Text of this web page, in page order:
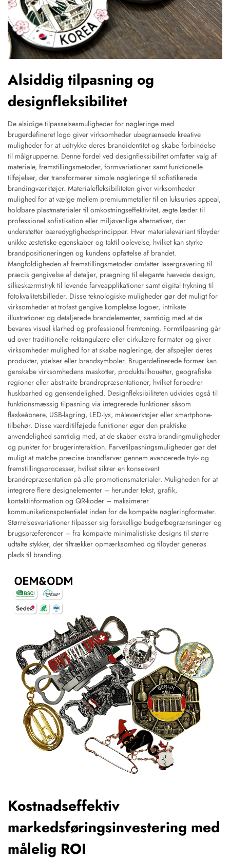
Alsiddig tilpasning og
designfleksibilitet
De alsidige tilpasselsesmuligheder for nøgleringe med
brugerdefineret logo giver virksomheder ubegrænsede kreative
muligheder for at udtrykke deres brandidentitet og skabe forbindelse
til målgrupperne. Denne fordel ved designfleksibilitet omfatter valg af
materiale, fremstillingsmetoder, formvariationer samt funktionelle
tilføjelser, der transformerer simple nøgleringe til sofistikerede
brandingværktøjer. Materialefleksibiliteten giver virksomheder
mulighed for at vælge mellem premiummetaller til en luksuriøs appeal,
holdbare plastmaterialer til omkostningseffektivitet, ægte læder til
professionel sofistikation eller miljøvenlige alternativer, der
understøtter bæredygtighedsprincipper. Hver materialevariant tilbyder
unikke æstetiske egenskaber og taktil oplevelse, hvilket kan styrke
brandpositioneringen og kundens opfattelse af brandet.
Mangfoldigheden af fremstillingsmetoder omfatter lasergravering til
præcis gengivelse af detaljer, prægning til elegante hævede design,
silkeskærmstryk til levende farveapplikationer samt digital trykning til
fotokvalitetsbilleder. Disse teknologiske muligheder gør det muligt for
virksomheder at trofast gengive komplekse logoer, intrikate
illustrationer og detaljerede brandelementer, samtidig med at de
bevares visuel klarhed og professionel fremtoning. Formtilpasning går
ud over traditionelle rektangulære eller cirkulære formater og giver
virksomheder mulighed for at skabe nøgleringe, der afspejler deres
produkter, ydelser eller brandsymboler. Brugerdefinerede former kan
genskabe virksomhedens maskotter, produktsilhouetter, geografiske
regioner eller abstrakte brandrepræsentationer, hvilket forbedrer
huskbarhed og genkendelighed. Designfleksibiliteten udvides også til
funktionsmæssig tilpasning via integrerede funktioner såsom
flaskeåbnere, USB-lagring, LED-lys, måleværktøjer eller smartphone-
tilbehør. Disse værditilføjede funktioner øger den praktiske
anvendelighed samtidig med, at de skaber ekstra brandingmuligheder
og punkter for brugerinteraktion. Farvetilpasningsmuligheder gør det
muligt at matche præcise brandfarver gennem avancerede tryk- og
fremstillingsprocesser, hvilket sikrer en konsekvent
brandrepræsentation på alle promotionsmaterialer. Muligheden for at
integrere flere designelementer – herunder tekst, grafik,
kontaktinformation og QR-koder – maksimerer
kommunikationspotentialet inden for de kompakte nøgleringformater.
Størrelsesvariationer tilpasser sig forskellige budgetbegrænsninger og
brugspræferencer – fra kompakte minimalistiske designs til større
udtalte stykker, der tiltrækker opmærksomhed og tilbyder generøs
plads til branding.
Kostnadseffektiv
markedsføringsinvestering med
målelig ROI